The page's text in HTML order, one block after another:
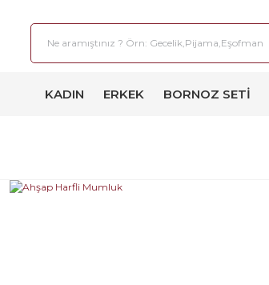
KADIN ERKEK BORNOZ SETI